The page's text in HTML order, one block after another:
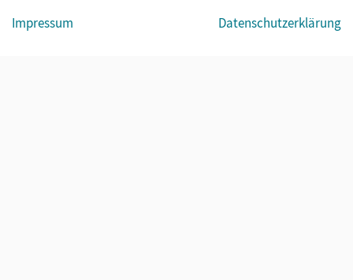
© Cornelsen Verlag 2026
Impressum Datenschutzerklärung